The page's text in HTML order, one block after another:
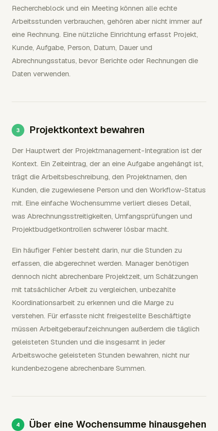
Rechercheblock und ein Meeting können alle echte
Arbeitsstunden verbrauchen, gehören aber nicht immer auf
eine Rechnung. Eine nützliche Einrichtung erfasst Projekt,
Kunde, Aufgabe, Person, Datum, Dauer und
Abrechnungsstatus, bevor Berichte oder Rechnungen die
Daten verwenden.
Projektkontext bewahren
Der Hauptwert der Projektmanagement-Integration ist der
Kontext. Ein Zeiteintrag, der an eine Aufgabe angehängt ist,
trägt die Arbeitsbeschreibung, den Projektnamen, den
Kunden, die zugewiesene Person und den Workflow-Status
mit. Eine einfache Wochensumme verliert dieses Detail,
was Abrechnungsstreitigkeiten, Umfangsprüfungen und
Projektbudgetkontrollen schwerer lösbar macht.
Ein häufiger Fehler besteht darin, nur die Stunden zu
erfassen, die abgerechnet werden. Manager benötigen
dennoch nicht abrechenbare Projektzeit, um Schätzungen
mit tatsächlicher Arbeit zu vergleichen, unbezahlte
Koordinationsarbeit zu erkennen und die Marge zu
verstehen. Für erfasste nicht freigestellte Beschäftigte
müssen Arbeitgeberaufzeichnungen außerdem die täglich
geleisteten Stunden und die insgesamt in jeder
Arbeitswoche geleisteten Stunden bewahren, nicht nur
kundenbezogene abrechenbare Summen.
Über eine Wochensumme hinausgehen